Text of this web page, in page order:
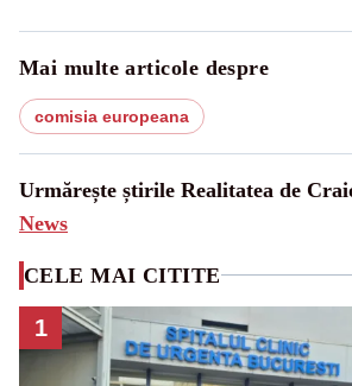
Mai multe articole despre
comisia europeana
Urmărește știrile Realitatea de
News
CELE MAI CITITE
1